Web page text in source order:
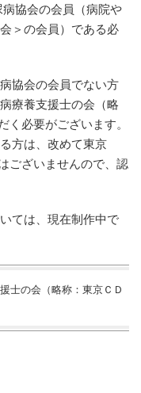
協会の会員（病院や
＞の会員）である必
協会の会員でない方
療養支援士の会（略
く必要がございます。
方は、改めて東京
ございませんので、認
ては、現在制作中で
士の会（略称：東京ＣＤ